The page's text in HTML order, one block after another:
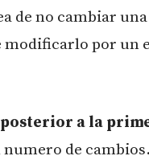
de no cambiar
modificarlo por
a la
de cambios.